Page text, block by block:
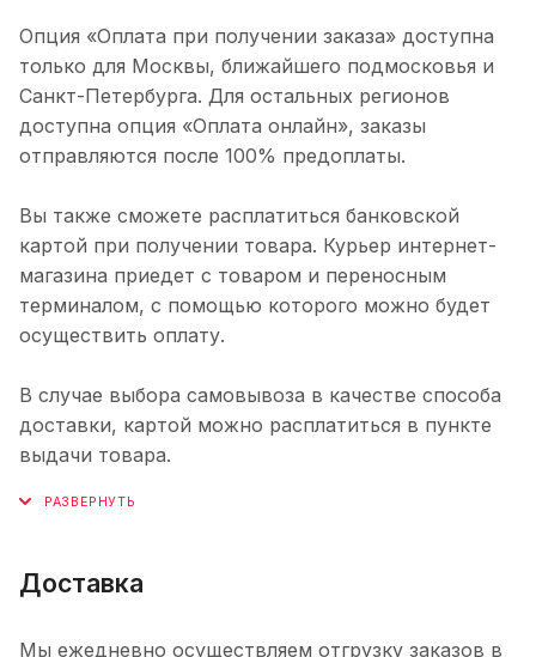
Опция «Оплата при получении заказа» доступна
только для Москвы, ближайшего подмосковья и
Санкт-Петербурга. Для остальных регионов
доступна опция «Оплата онлайн», заказы
отправляются после 100% предоплаты.
Вы также сможете расплатиться банковской
картой при получении товара. Курьер интернет-
магазина приедет с товаром и переносным
терминалом, с помощью которого можно будет
осуществить оплату.
В случае выбора самовывоза в качестве способа
доставки, картой можно расплатиться в пункте
выдачи товара.
Доставка
Мы ежедневно осуществляем отгрузку заказов в